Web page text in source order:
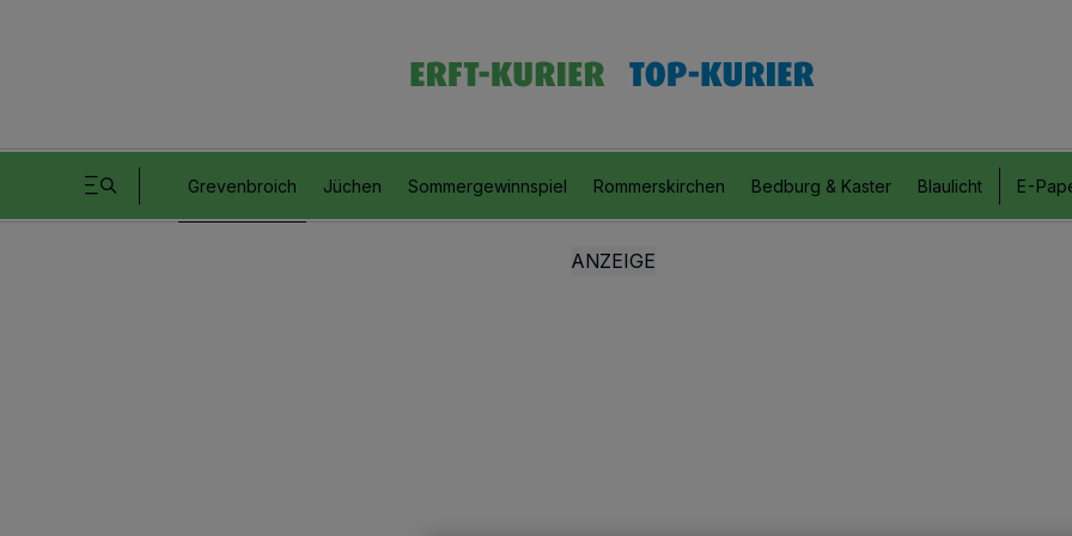
Grevenbroich Jüchen Sommergewinnspiel Rommerskirchen Bedburg & Kaster Blaulicht E-